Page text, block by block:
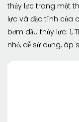
thủy lực trong một
lực và đặc tính của
bơm dầu thủy lực: 1,
nhỏ, dễ sử dụng, áp